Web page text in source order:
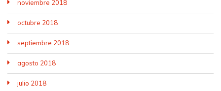
noviembre 2018
octubre 2018
septiembre 2018
agosto 2018
julio 2018